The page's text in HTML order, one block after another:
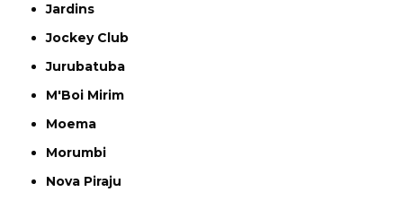
Jardins
Jockey Club
Jurubatuba
M'Boi Mirim
Moema
Morumbi
Nova Piraju